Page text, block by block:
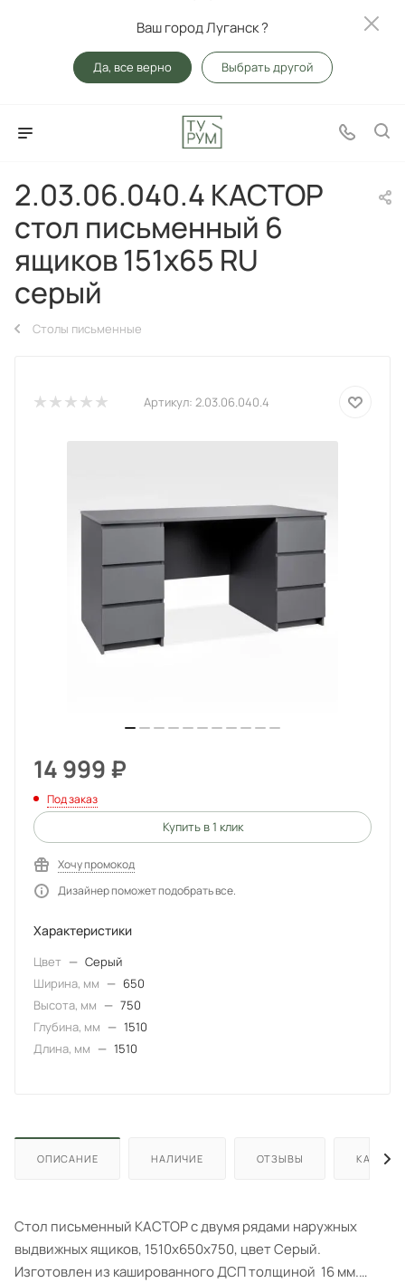
Ваш город Луганск ?
Да, все верно Выбрать другой
2.03.06.040.4 КАСТОР
стол письменный 6
ящиков 151х65 RU
серый
Столы письменные
Артикул: 2.03.06.040.4
14 999₽
Под заказ
Купить в 1 клик
Хочу промокод
Дизайнер поможет подобрать все.
Характеристики
Цвет — Серый
Ширина, мм — 650
Высота, мм — 750
Глубина, мм — 1510
Длина, мм — 1510
ОПИСАНИЕ НАЛИЧИЕ ОТЗЫВЫ КАК
Стол письменный КАСТОР с двумя рядами наружных
выдвижных ящиков, 1510х650х750, цвет Серый.
Изготовлен из кашированного ДСП толщиной 16 мм.